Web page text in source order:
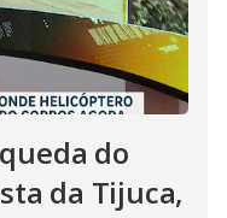
do
da Tijuca,